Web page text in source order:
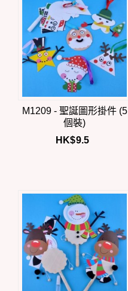
M1209 - 聖誕圖形掛件 (5
個裝)
HK$9.5